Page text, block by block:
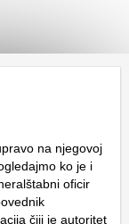
na njegovoj
ko je i
oficir
čiji je autoritet